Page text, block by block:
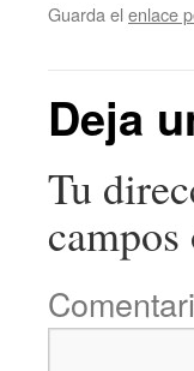
Guarda el enlace
Deja
Tu